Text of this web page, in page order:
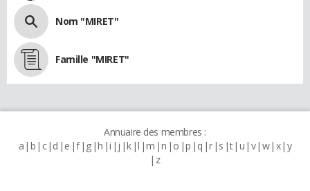
Nom "MIRET"
Famille "MIRET"
Annuaire des membres :
a b c d e f g h i j k l m n o p q r s t u v w x y
z